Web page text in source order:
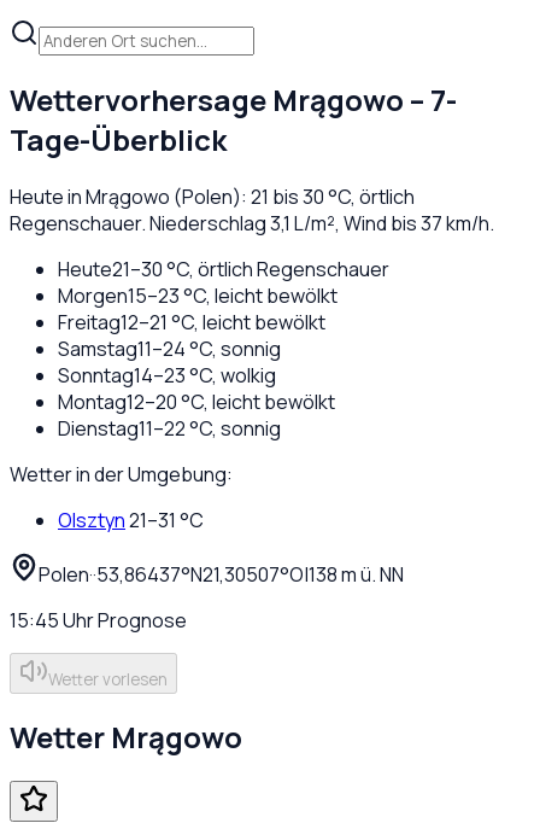
Wettervorhersage Mrągowo – 7-
Tage-Überblick
Heute inMrągowo (Polen): 21 bis30°C, örtlich
Regenschauer. Niederschlag3,1 L/m², Wind bis37km/h.
Heute21–30°C, örtlich Regenschauer
Morgen15–23°C, leicht bewölkt
Freitag12–21 °C, leicht bewölkt
Samstag11–24°C, sonnig
Sonntag14–23°C, wolkig
Montag12–20°C, leicht bewölkt
Dienstag11–22°C, sonnig
Wetter in der Umgebung:
Olsztyn21–31 °C
Polen··53,86437°N21,30507°O|138m ü. NN
15:45UhrPrognose
Wetter vorlesen
Wetter Mrągowo